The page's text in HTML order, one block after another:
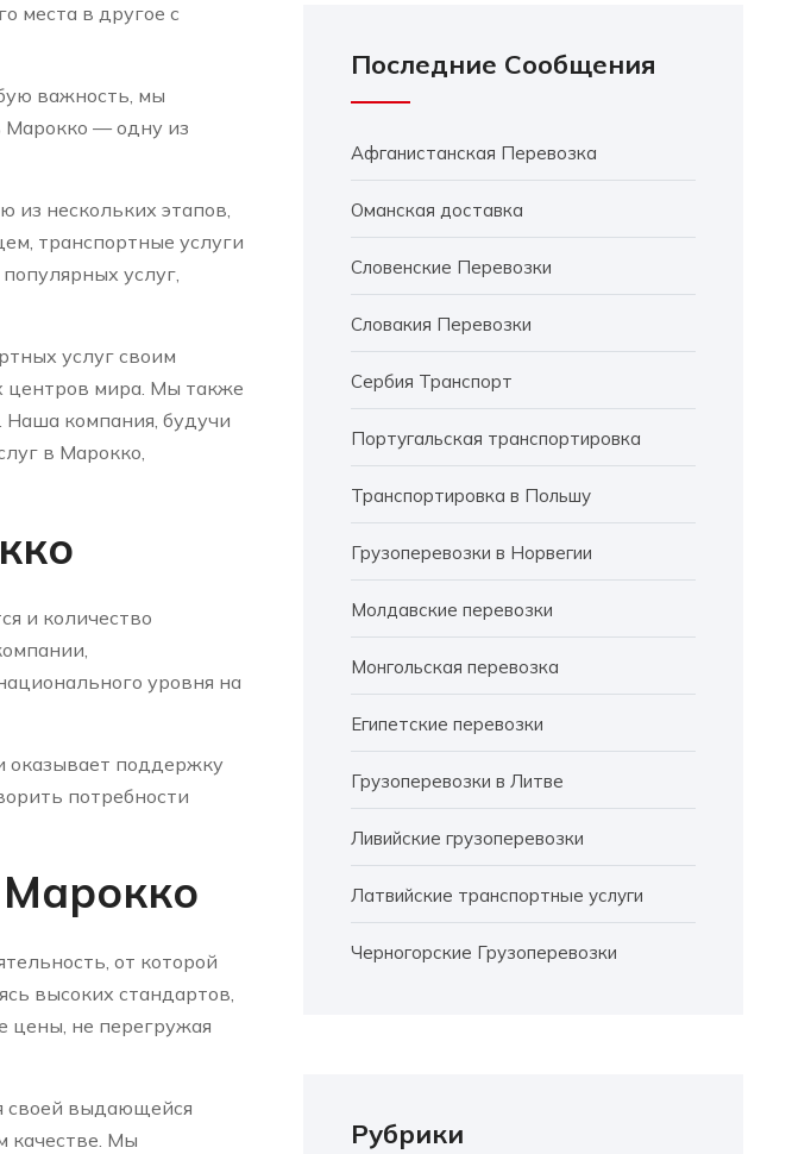
места в другое с
важность, мы
Марокко — одну из
из нескольких этапов,
транспортные услуги
услуг,
услуг своим
мира. Мы также
компания, будучи
в Марокко,
и количество
уровня на
оказывает поддержку
потребности
от которой
высоких стандартов,
цены, не перегружая
своей выдающейся
качестве. Мы
Последние Сообщения
Афганистанская Перевозка
Оманская доставка
Словенские Перевозки
Словакия Перевозки
Сербия Транспорт
Португальская транспортировка
Транспортировка в Польшу
Грузоперевозки в Норвегии
Молдавские перевозки
Монгольская перевозка
Египетские перевозки
Грузоперевозки в Литве
Ливийские грузоперевозки
Латвийские транспортные услуги
Черногорские Грузоперевозки
Рубрики